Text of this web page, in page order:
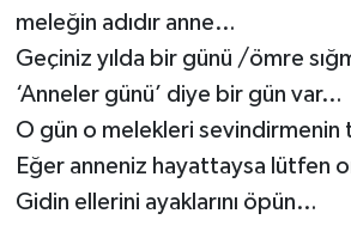
meleğin adıdır anne…
Geçiniz yılda bir günü /ömre
‘Anneler günü’ diye bir gün var…
O gün o melekleri sevindirmenin
Eğer anneniz hayattaysa lütfen
Gidin ellerini ayaklarını öpün…